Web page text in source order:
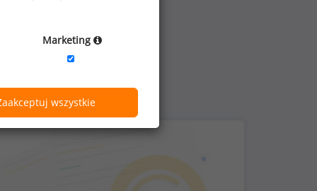
Marketing
wszystkie